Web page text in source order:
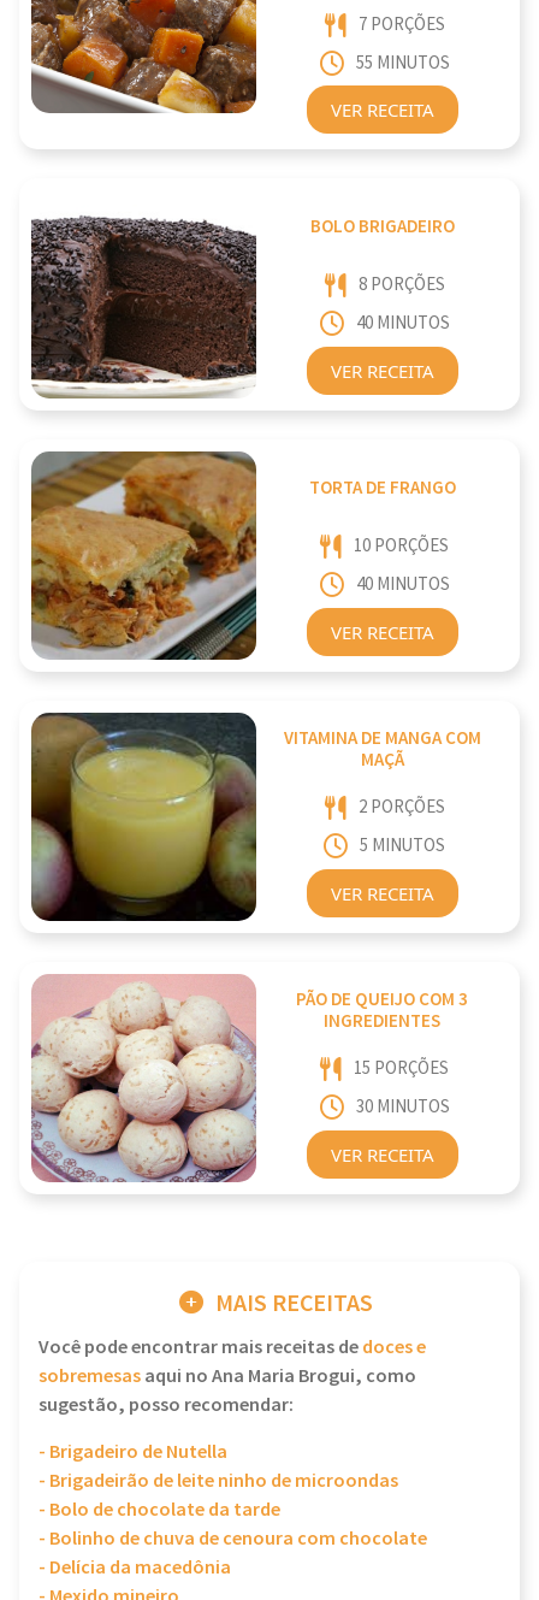
7 PORÇÕES
55 MINUTOS
VER RECEITA
BOLO BRIGADEIRO
8 PORÇÕES
40 MINUTOS
VER RECEITA
TORTA DE FRANGO
10 PORÇÕES
40 MINUTOS
VER RECEITA
VITAMINA DE MANGA COM
MAÇÃ
2 PORÇÕES
5 MINUTOS
VER RECEITA
PÃO DE QUEIJO COM 3
INGREDIENTES
15 PORÇÕES
30 MINUTOS
VER RECEITA
MAIS RECEITAS
Você pode encontrar mais receitas dedoces e
sobremesasaqui no Ana Maria Brogui, como
sugestão, posso recomendar:
- Brigadeiro de Nutella
- Brigadeirão de leite ninho de microondas
- Bolo de chocolate da tarde
- Bolinho de chuva de cenoura com chocolate
- Delícia da macedônia